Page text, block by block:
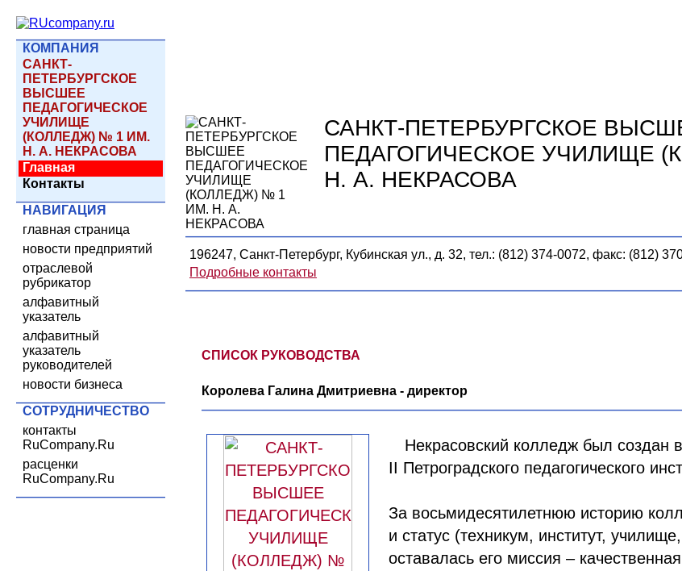
КОМПАНИЯ
САНКТ-
ПЕТЕРБУРГСКОЕ
ВЫСШЕЕ
ПЕДАГОГИЧЕСКОЕ
УЧИЛИЩЕ
(КОЛЛЕДЖ) № 1 ИМ.
Н. А. НЕКРАСОВА
Главная
Контакты
НАВИГАЦИЯ
главная страница
новости предприятий
отраслевой
рубрикатор
алфавитный
указатель
алфавитный
указатель
руководителей
новости бизнеса
СОТРУДНИЧЕСТВО
контакты
RuCompany.Ru
расценки
RuCompany.Ru
САНКТ-ПЕТЕРБУРГСКОЕ
ПЕДАГОГИЧЕСКОЕ УЧИЛИЩЕ
Н. А. НЕКРАСОВА
196247, Санкт-Петербург, Кубинская ул., д. 32, тел.: (812) 374-0072, факс: (812)
Подробные контакты
СПИСОК РУКОВОДСТВА
Королева Галина Дмитриевна - директор
Некрасовский колледж был создан
II Петроградского педагогического
За восьмидесятилетнюю историю
и статус (техникум, институт,
оставалась его миссия –